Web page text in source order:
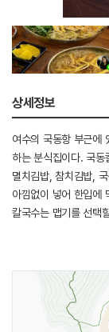
상세정보
여수의 국동항 부근에
하는 분식집이다. 국동
멸치김밥, 참치김밥,
아낌없이 넣어 한입에
칼국수는 맵기를 선택
느끼할 수 있으므로
보리밥 메뉴가 있다.
※ 반려동물 동반불가